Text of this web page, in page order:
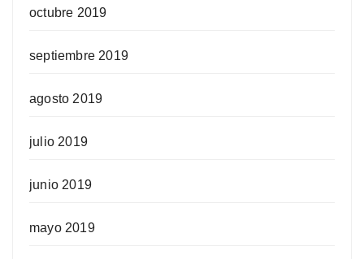
octubre 2019
septiembre 2019
agosto 2019
julio 2019
junio 2019
mayo 2019